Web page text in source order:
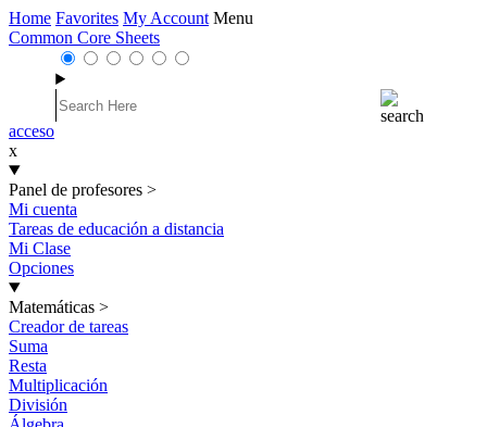
Home Favorites My Account Menu
Common Core Sheets
acceso
x
Panel de profesores >
Mi cuenta
Tareas de educación a distancia
Mi Clase
Opciones
Matemáticas >
Creador de tareas
Suma
Resta
Multiplicación
División